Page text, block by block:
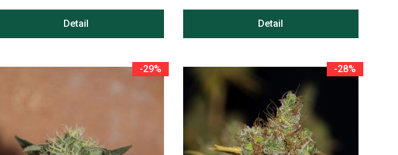
Detail Detail
-29% -28%